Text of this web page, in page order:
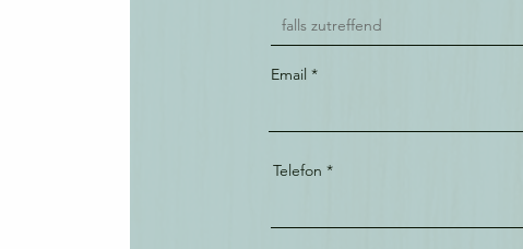
Email
Telefon